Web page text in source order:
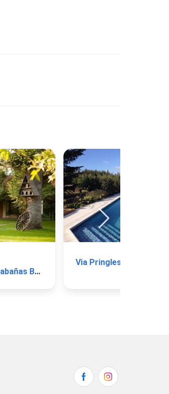
La Caledonia Cabañas Boutique
Via Pringles